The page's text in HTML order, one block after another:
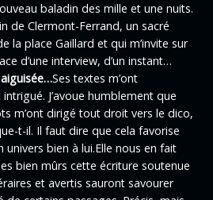
baladin des mille et une nuits.
de Clermont-Ferrand, un sacré
la place Gaillard et qui m’invite sur
d’une interview, d’un instant…
Ses textes m’ont
J’avoue humblement que
m’ont dirigé tout droit vers le dico,
t-il. Il faut dire que cela favorise
bien à lui.Elle nous en fait
bien mûrs cette écriture soutenue
et avertis sauront savourer